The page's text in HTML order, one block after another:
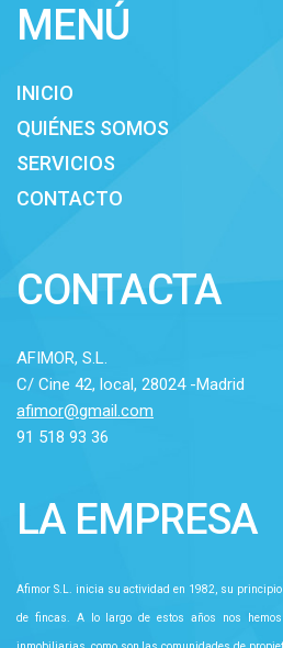
MENÚ
INICIO
QUIÉNES SOMOS
SERVICIOS
CONTACTO
CONTACTA
AFIMOR, S.L.
C/ Cine 42, local, 28024 -Madrid
afimor@gmail.com
91 518 93 36
LA EMPRESA
Afimor S.L. inicia su actividad en 1982, su
de fincas. A lo largo de estos años nos